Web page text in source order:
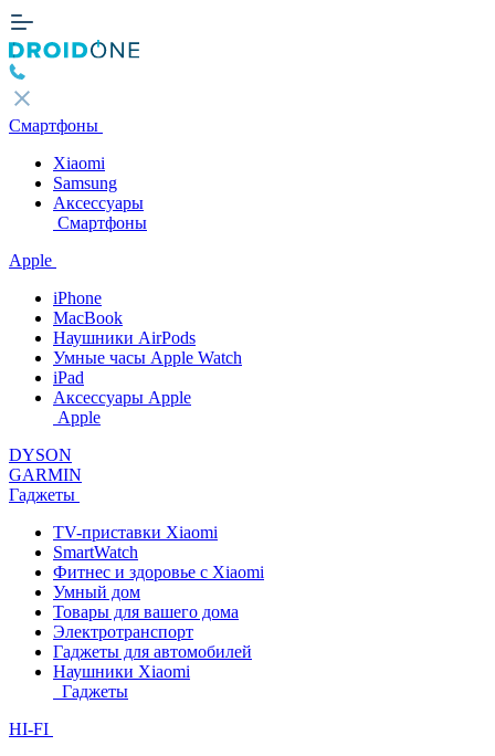
Смартфоны
Xiaomi
Samsung
Аксессуары
Смартфоны
Apple
iPhone
MacBook
Наушники AirPods
Умные часы Apple Watch
iPad
Аксессуары Apple
Apple
DYSON
GARMIN
Гаджеты
TV-приставки Xiaomi
SmartWatch
Фитнес и здоровье с Xiaomi
Умный дом
Товары для вашего дома
Электротранспорт
Гаджеты для автомобилей
Наушники Xiaomi
Гаджеты
HI-FI